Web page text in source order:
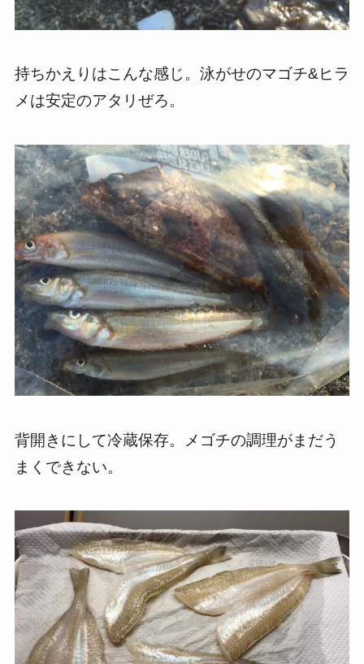
持ちかえりはこんな感じ。泳がせのマゴチ&ヒラ
メは安定のアタリぜろ。
背開きにして冷蔵保存。メゴチの調理がまだう
まくできない。